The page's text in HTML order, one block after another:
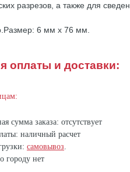
разрезов, а также для
6 мм х 76 мм.
оплаты и доставки:
сумма заказа: отсутствует
наличный расчет
самовывоз.
городу нет